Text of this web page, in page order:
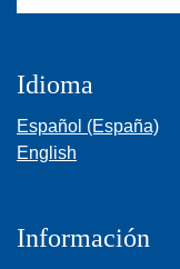
Idioma
Español (España)
English
Información